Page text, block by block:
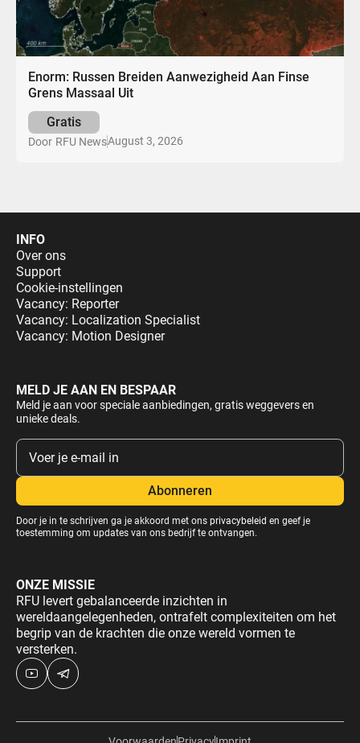
Enorm: Russen Breiden Aanwezigheid Aan Finse
Grens Massaal Uit
Gratis
Door RFU NewsAugust 3, 2026
INFO
Over ons
Support
Cookie-instellingen
Vacancy: Reporter
Vacancy: Localization Specialist
Vacancy: Motion Designer
MELD JE AAN EN BESPAAR
Meld je aan voor speciale aanbiedingen, gratis weggevers en
unieke deals.
Door je in te schrijven ga je akkoord met ons privacybeleid en geef je
toestemming om updates van ons bedrijf te ontvangen.
ONZE MISSIE
RFU levert gebalanceerde inzichten in
wereldaangelegenheden, ontrafelt complexiteiten om het
begrip van de krachten die onze wereld vormen te
versterken.